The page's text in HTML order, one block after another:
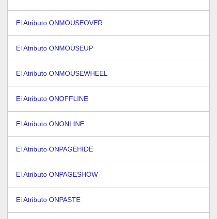
El Atributo ONMOUSEOVER
El Atributo ONMOUSEUP
El Atributo ONMOUSEWHEEL
El Atributo ONOFFLINE
El Atributo ONONLINE
El Atributo ONPAGEHIDE
El Atributo ONPAGESHOW
El Atributo ONPASTE